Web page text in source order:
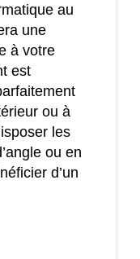
au
une
à votre
est
ou à
les
ou en
d’un